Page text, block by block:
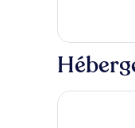
chambre :
Executive
Room
le
type
de
Executive
Casa Bassa